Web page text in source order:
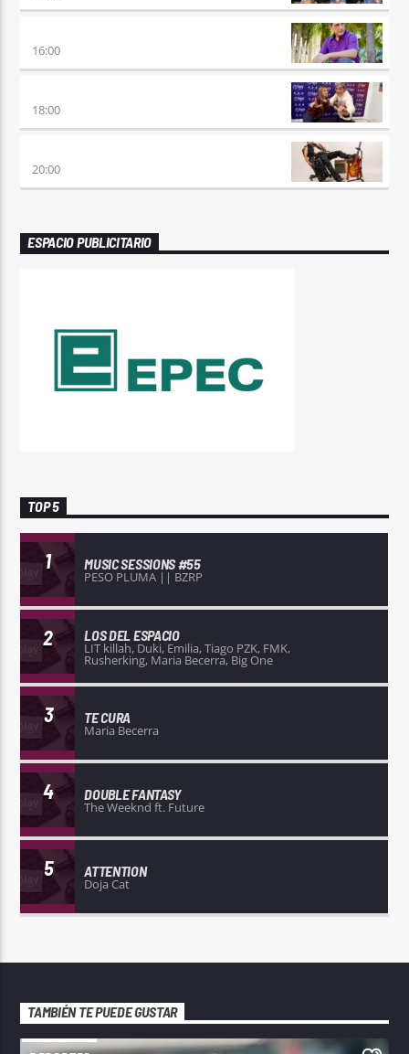
16:00
18:00
20:00
ESPACIO PUBLICITARIO
TOP 5
1 MUSIC SESSIONS #55
PESO PLUMA || BZRP
2 LOS DEL ESPACIO
LIT killah, Duki, Emilia, Tiago PZK, FMK,
Rusherking, Maria Becerra, Big One
3 TE CURA
Maria Becerra
4 DOUBLE FANTASY
The Weeknd ft. Future
5 ATTENTION
Doja Cat
TAMBIÉN TE PUEDE GUSTAR